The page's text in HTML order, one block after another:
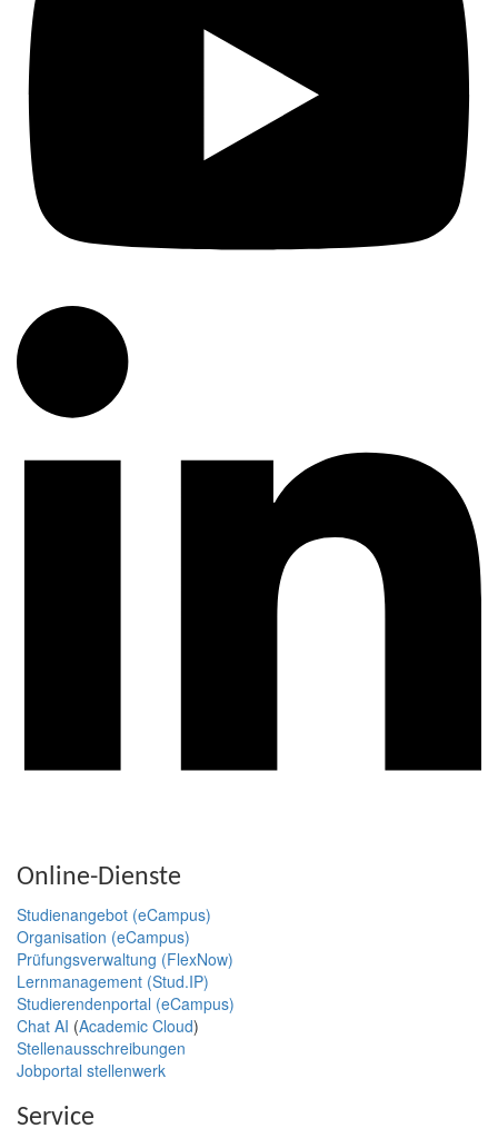
Online-Dienste
Studienangebot (eCampus)
Organisation (eCampus)
Prüfungsverwaltung (FlexNow)
Lernmanagement (Stud.IP)
Studierendenportal (eCampus)
Chat AI (Academic Cloud)
Stellenausschreibungen
Jobportal stellenwerk
Service